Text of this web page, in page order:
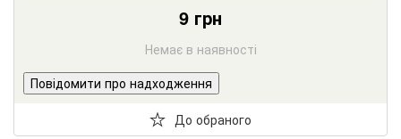
9 грн
Немає в наявності
Повідомити про надходження
До обраного